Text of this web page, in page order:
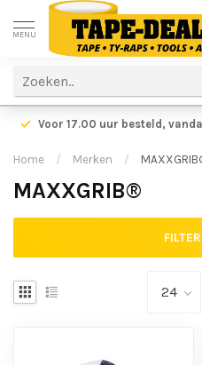
MENU
Voor 17.00 uur besteld,
Home / Merken /
MAXXGRIB®